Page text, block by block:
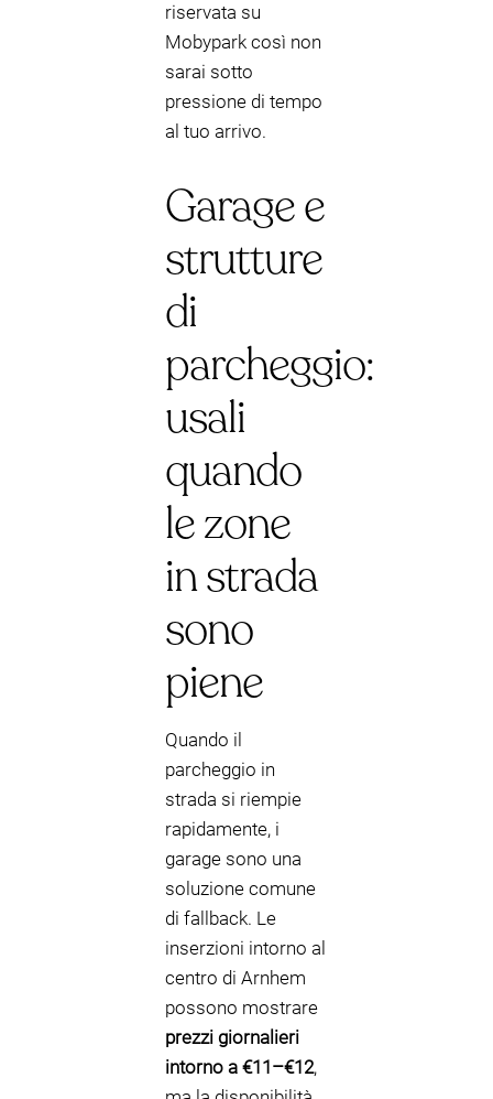
riservata su
Mobypark così non
sarai sotto
pressione di tempo
al tuo arrivo.
Garage e
strutture
di
parcheggio:
usali
quando
le zone
in strada
sono
piene
Quando il
parcheggio in
strada si riempie
rapidamente, i
garage sono una
soluzione comune
di fallback. Le
inserzioni intorno al
centro di Arnhem
possono mostrare
prezzi giornalieri
intorno a €11–€12,